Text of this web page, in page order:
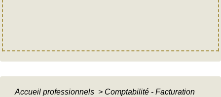
Accueil professionnels > Comptabilité - Facturation